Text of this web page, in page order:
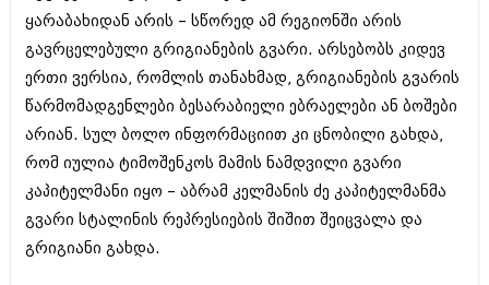
თებერვალი 2013 (204)
იანვარი 2013 (334)
ნოემბერი 2012 (295)
ოქტომბერი 2012 (350)
სექტემბერი 2012 (264)
ივლისი 2012 (322)
ივნისი 2012 (282)
მაისი 2012 (240)
აპრილი 2012 (294)
მარტი 2012 (259)
ყარაბახიდან არის – სწორედ ამ რეგიონში არის
გავრცელებული გრიგიანების გვარი. არსებობს კიდევ
ერთი ვერსია, რომლის თანახმად, გრიგიანების გვარის
წარმომადგენლები ბესარაბიელი ებრაელები ან ბოშები
არიან. სულ ბოლო ინფორმაციით კი ცნობილი გახდა,
რომ იულია ტიმოშენკოს მამის ნამდვილი გვარი
კაპიტელმანი იყო – აბრამ კელმანის ძე კაპიტელმანმა
გვარი სტალინის რეპრესიების შიშით შეიცვალა და
გრიგიანი გახდა.